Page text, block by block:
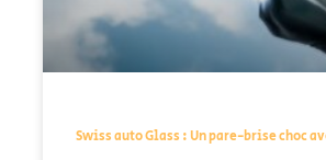
Swiss auto Glass : Un pare-brise choc